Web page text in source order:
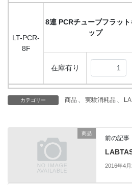
LT-PCR-
8F
8連 PCRチューブフラット
ップ
在庫有り
カテゴリー 商品 、 実験消耗品 、
商品
前の記事
2016年4月